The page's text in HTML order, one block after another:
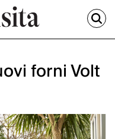
forni Volt